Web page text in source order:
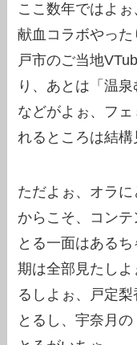
ここ数年ではよ
献血コラボやっ
戸市のご当地
り、あとは「温
などがよぉ、フ
れるところは結構
ただよぉ、オラ
からこそ、コン
とる一面はある
期は全部見たし
るしよぉ、戸定
とるし、宇奈月